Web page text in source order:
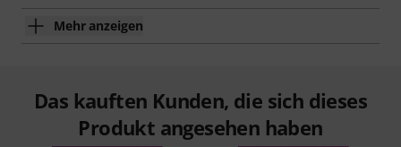
Mehr anzeigen
Das kauften Kunden, die sich dieses
Produkt angesehen haben